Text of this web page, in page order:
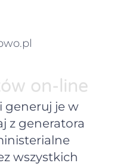
on-line
generuj je w
z generatora
wszystkich